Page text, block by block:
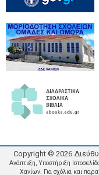
Copyright © 2026
Ανάπτυξη, Υποστήριξη
Χανίων. Για σχόλια και